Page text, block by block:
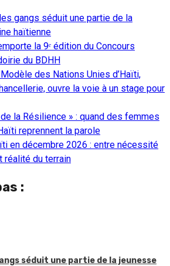
gangs séduit une partie de la
haïtienne
la 9ᵉ édition du Concours
du BDHH
Modèle des Nations Unies d’Haïti,
ouvre la voie à un stage pour
la Résilience » : quand des femmes
reprennent la parole
en décembre 2026 : entre nécessité
réalité du terrain
:
séduit une partie de la jeunesse